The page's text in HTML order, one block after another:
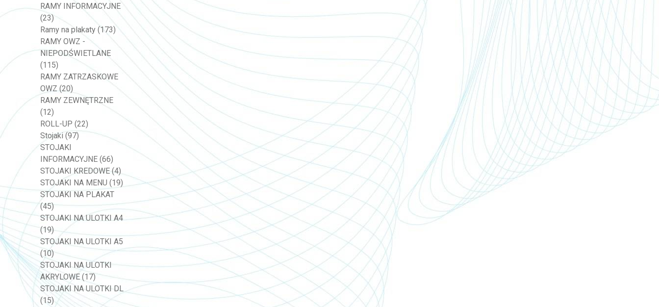
RAMY INFORMACYJNE
(23)
Ramy na plakaty (173)
RAMY OWZ -
NIEPODŚWIETLANE
(115)
RAMY ZATRZASKOWE
OWZ (20)
RAMY ZEWNĘTRZNE
(12)
ROLL-UP (22)
Stojaki (97)
STOJAKI
INFORMACYJNE (66)
STOJAKI KREDOWE (4)
STOJAKI NA MENU (19)
STOJAKI NA PLAKAT
(45)
STOJAKI NA ULOTKI A4
(19)
STOJAKI NA ULOTKI A5
(10)
STOJAKI NA ULOTKI
AKRYLOWE (17)
STOJAKI NA ULOTKI DL
(15)